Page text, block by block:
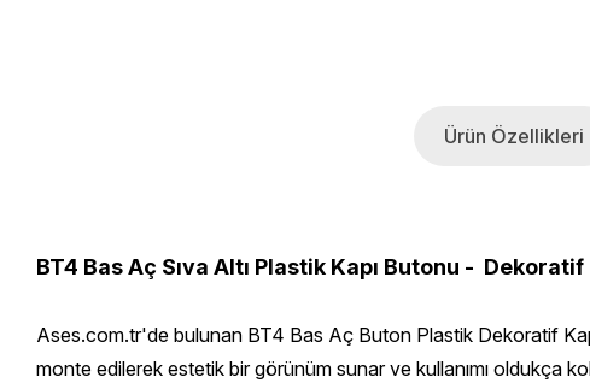
Ürün Özellikleri
BT4 Bas Aç Sıva Altı Plastik Kapı Butonu - Dekoratif
Ases.com.tr'de bulunan BT4 Bas Aç Buton Plastik Dekoratif
monte edilerek estetik bir görünüm sunar ve kullanımı oldukça